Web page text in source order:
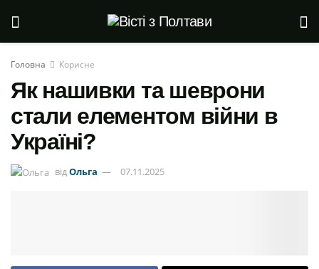
Головна Корисне
Як нашивки та шеврони
стали елементом війни в
Україні?
відОльга 07.11.2025